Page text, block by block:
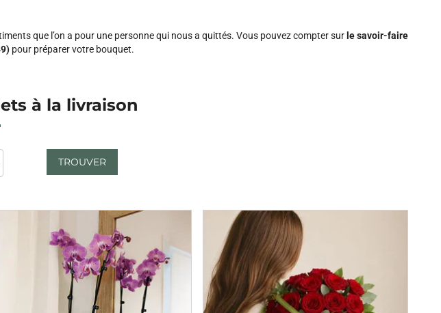
que l’on a pour une personne qui nous a quittés. Vous pouvez compter sur le savoir-faire
pour préparer votre bouquet.
à la livraison
TROUVER